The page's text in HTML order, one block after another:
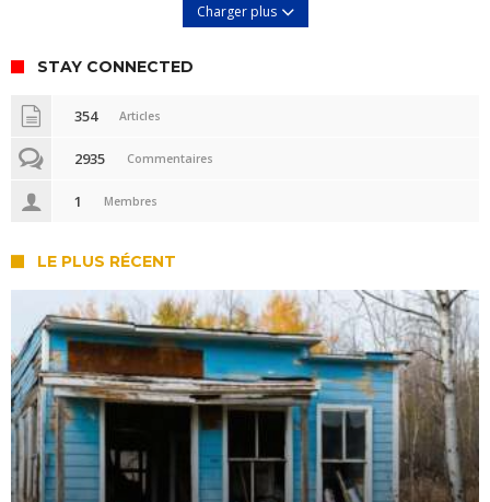
Charger plus
STAY CONNECTED
354 Articles
2935 Commentaires
1 Membres
LE PLUS RÉCENT